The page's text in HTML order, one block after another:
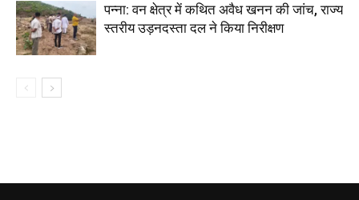
पन्ना: वन क्षेत्र में कथित अवैध खनन की जांच, राज्य
स्तरीय उड़नदस्ता दल ने किया निरीक्षण